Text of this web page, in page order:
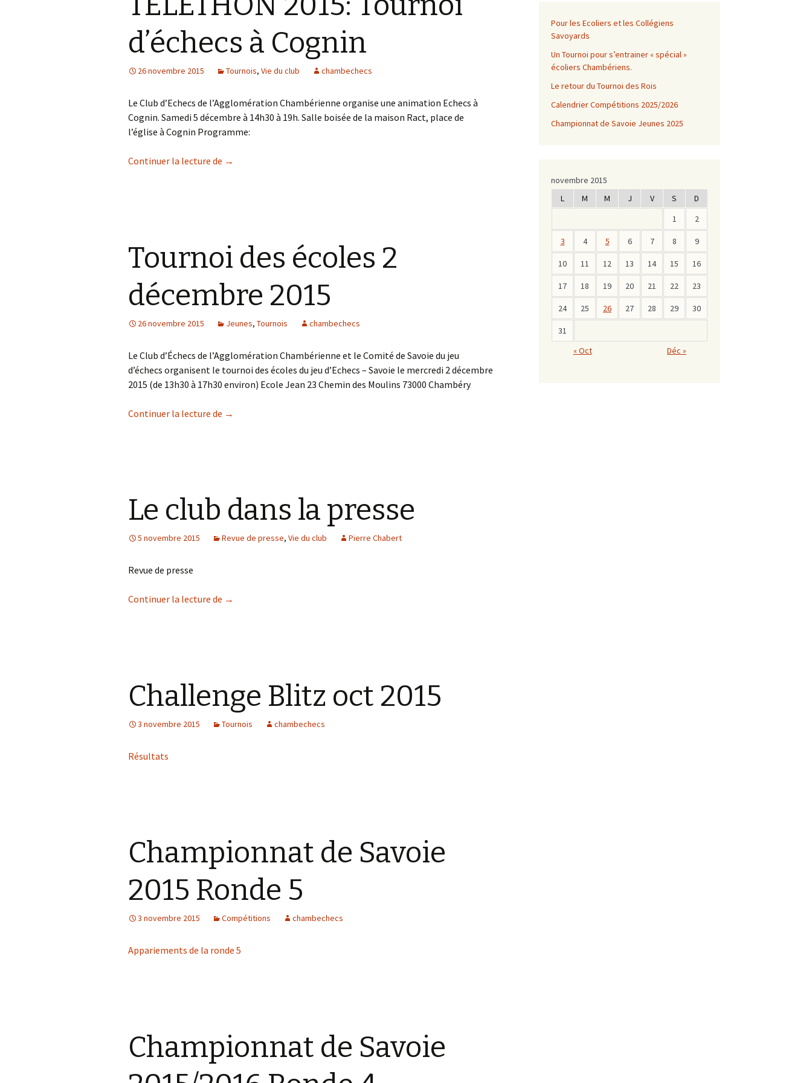
d’échecs à Cognin
26 novembre 2015 Tournois, Vie du club chambechecs
Le Club d’Echecs de l’Agglomération Chambérienne organise une animation Echecs à
Cognin. Samedi 5 décembre à 14h30 à 19h. Salle boisée de la maison Ract, place de
l’église à Cognin Programme:
Continuer la lecture de TELETHON 2015: Tournoi d’échecs à Cognin
→
Tournoi des écoles 2
décembre 2015
26 novembre 2015 Jeunes, Tournois chambechecs
Le Club d’Échecs de l’Agglomération Chambérienne et le Comité de Savoie du jeu
d’échecs organisent le tournoi des écoles du jeu d’Echecs – Savoie le mercredi 2 décembre
2015 (de 13h30 à 17h30 environ) Ecole Jean 23 Chemin des Moulins 73000 Chambéry
Continuer la lecture de Tournoi des écoles 2 décembre 2015
→
Le club dans la presse
5 novembre 2015 Revue de presse, Vie du club Pierre Chabert
Revue de presse
Continuer la lecture de Le club dans la presse
→
Challenge Blitz oct 2015
3 novembre 2015 Tournois chambechecs
Résultats
Championnat de Savoie
2015 Ronde 5
3 novembre 2015 Compétitions chambechecs
Appariements de la ronde 5
Championnat de Savoie
Pour les Ecoliers et les Collégiens
Savoyards
Un Tournoi pour s’entrainer « spécial »
écoliers Chambériens.
Le retour du Tournoi des Rois
Calendrier Compétitions 2025/2026
Championnat de Savoie Jeunes 2025
novembre 2015
L
M M J V S
D
1
2
3 4 5 6 7 8 9
10 11 12 13 14 15 16
17 18 19 20 21 22 23
24 25 26 27 28 29 30
31
« Oct
Déc »